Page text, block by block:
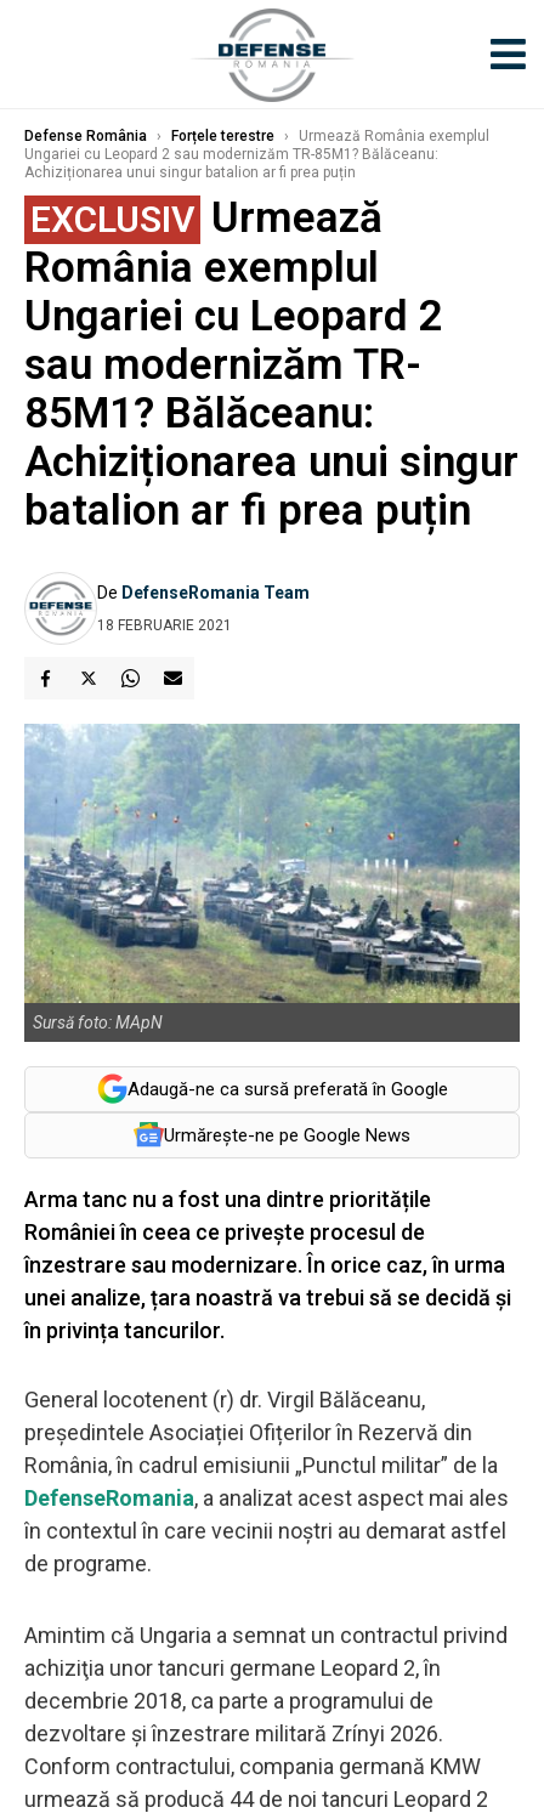
Defense România › Forțele terestre ›
Urmează România exemplul
Ungariei cu Leopard 2 sau modernizăm TR-85M1? Bălăceanu:
Achiziționarea unui singur batalion ar fi prea puțin
EXCLUSIV Urmează
România exemplul
Ungariei cu Leopard 2
sau modernizăm TR-
85M1? Bălăceanu:
Achiziționarea unui singur
batalion ar fi prea puțin
De DefenseRomania Team
18 FEBRUARIE 2021
Sursă foto: MApN
Adaugă-ne ca sursă preferată în Google
Urmărește-ne pe Google News
Arma tanc nu a fost una dintre prioritățile
României în ceea ce privește procesul de
înzestrare sau modernizare. În orice caz, în urma
unei analize, țara noastră va trebui să se decidă și
în privința tancurilor.
General locotenent (r) dr. Virgil Bălăceanu,
președintele Asociației Ofițerilor în Rezervă din
România, în cadrul emisiunii „Punctul militar” de la
DefenseRomania, a analizat acest aspect mai ales
în contextul în care vecinii noștri au demarat astfel
de programe.
Amintim că Ungaria a semnat un contractul privind
achiziţia unor tancuri germane Leopard 2, în
decembrie 2018, ca parte a programului de
dezvoltare şi înzestrare militară Zrínyi 2026.
Conform contractului, compania germană KMW
urmează să producă 44 de noi tancuri Leopard 2